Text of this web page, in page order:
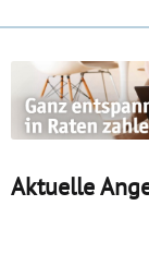
Aktuelle